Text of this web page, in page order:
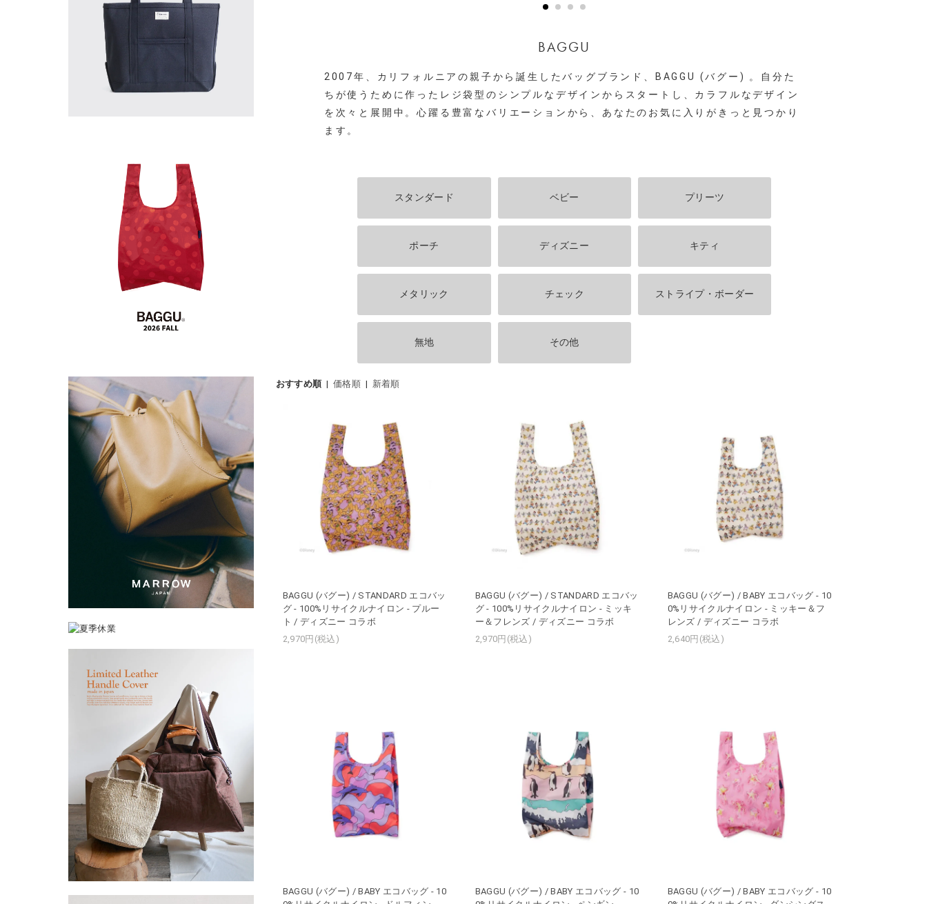
BAGGU
2007年、カリフォルニアの親子から誕生したバッグブランド、BAGGU (バグー) 。自分た
ちが使うために作ったレジ袋型のシンプルなデザインからスタートし、カラフルなデザイン
を次々と展開中。心躍る豊富なバリエーションから、あなたのお気に入りがきっと見つかり
ます。
スタンダード ベビー プリーツ
ポーチ ディズニー キティ
メタリック チェック ストライプ・ボーダー
無地 その他
おすすめ順| 価格順| 新着順
BAGGU (バグー) / STANDARD エコバッ
グ - 100%リサイクルナイロン - プルー
ト / ディズニー コラボ
2,970円(税込)
BAGGU (バグー) / STANDARD エコバッ
グ - 100%リサイクルナイロン - ミッキ
ー＆フレンズ / ディズニー コラボ
2,970円(税込)
BAGGU (バグー) / BABY エコバッグ - 10
0%リサイクルナイロン - ミッキー＆フ
レンズ / ディズニー コラボ
2,640円(税込)
BAGGU (バグー) / BABY エコバッグ - 10
BAGGU (バグー) / BABY エコバッグ - 10
BAGGU (バグー) / BABY エコバッグ - 10